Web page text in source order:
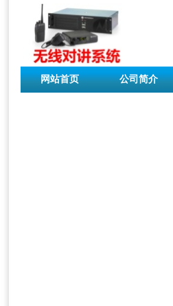
网站首页 公司简介